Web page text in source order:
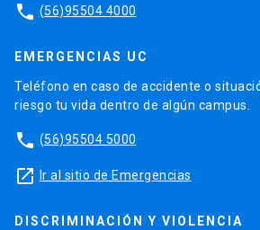
phone (56)95504 4000
EMERGENCIAS UC
Teléfono en caso de accidente o
riesgo tu vida dentro de algún campus.
phone (56)95504 5000
launch Ir al sitio de Emergencias
DISCRIMINACIÓN Y VIOLENCIA